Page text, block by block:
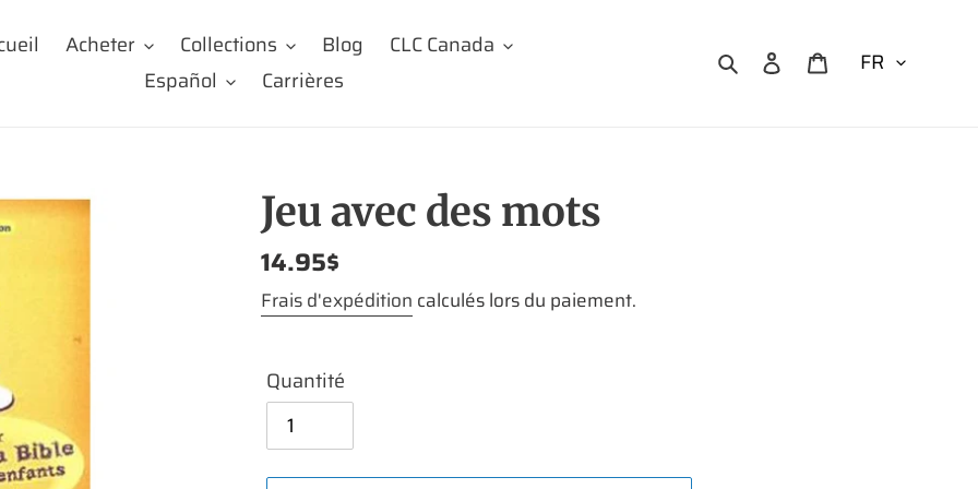
Acheter Collections Blog
CLC Canada
Español
Carrières
RechercherSe connecter
Panier
Jeu avec des mots
Prix
normal
14.95$
Frais d'expédition calculés lors du paiement.
Quantité